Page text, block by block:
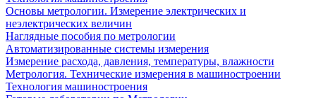
Основы метрологии. Измерение электрических и
неэлектрических величин
Наглядные пособия по метрологии
Автоматизированные системы измерения
Измерение расхода, давления, температуры, влажности
Метрология. Технические измерения в машиностроении
Технология машиностроения